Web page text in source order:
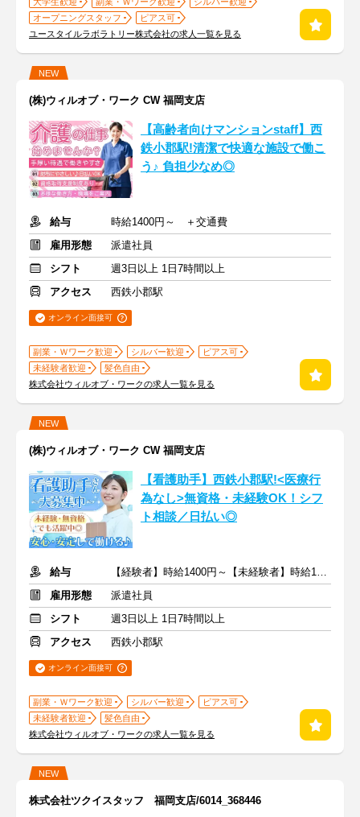
オープニングスタッフ
ピアス可
ユースタイルラボラトリー株式会社の求人一覧を見る
NEW
(株)ウィルオブ・ワーク CW 福岡支店
【高齢者向けマンションstaff】西
鉄小郡駅!清潔で快適な施設で働こ
う♪ 負担少なめ◎
給与
時給1400円～ ＋交通費
雇用形態
派遣社員
シフト
週3日以上 1日7時間以上
アクセス
西鉄小郡駅
オンライン面接可
副業・Ｗワーク歓迎 シルバー歓迎
ピアス可
未経験者歓迎
髪色自由
株式会社ウィルオブ・ワークの求人一覧を見る
NEW
(株)ウィルオブ・ワーク CW 福岡支店
【看護助手】西鉄小郡駅!<医療行
為なし>無資格・未経験OK！シフ
ト相談／日払い◎
給与
【経験者】時給1400円～【未経験者】時給1350円～ ＋交通費
雇用形態
派遣社員
シフト
週3日以上 1日7時間以上
アクセス
西鉄小郡駅
オンライン面接可
副業・Ｗワーク歓迎 シルバー歓迎
ピアス可
未経験者歓迎
髪色自由
株式会社ウィルオブ・ワークの求人一覧を見る
NEW
株式会社ツクイスタッフ 福岡支店/6014_368446